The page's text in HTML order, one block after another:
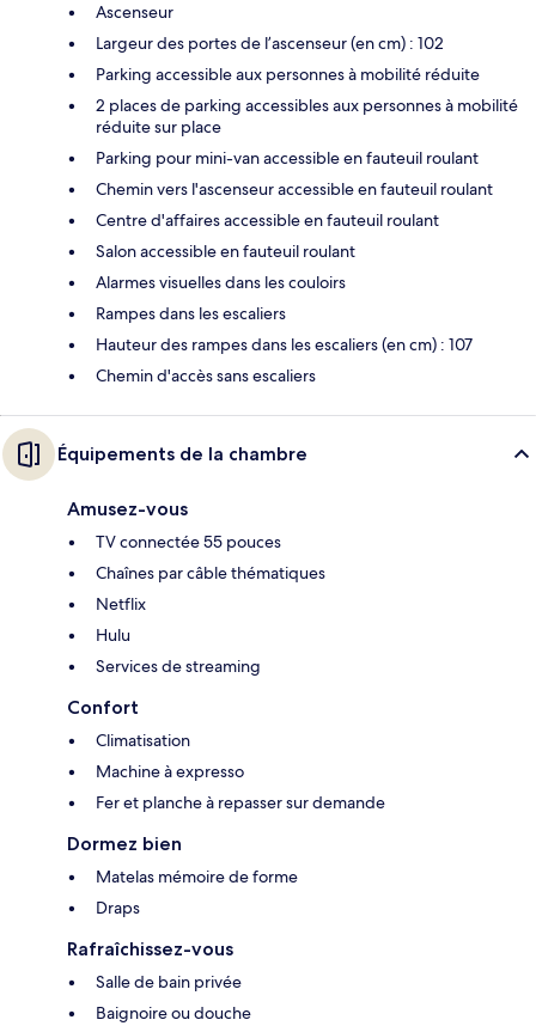
Ascenseur
Largeur des portes de l’ascenseur (en cm) : 102
Parking accessible aux personnes à mobilité réduite
2 places de parking accessibles aux personnes à mobilité
réduite sur place
Parking pour mini-van accessible en fauteuil roulant
Chemin vers l'ascenseur accessible en fauteuil roulant
Centre d'affaires accessible en fauteuil roulant
Salon accessible en fauteuil roulant
Alarmes visuelles dans les couloirs
Rampes dans les escaliers
Hauteur des rampes dans les escaliers (en cm) : 107
Chemin d'accès sans escaliers
Équipements de la chambre
Amusez-vous
TV connectée 55 pouces
Chaînes par câble thématiques
Netflix
Hulu
Services de streaming
Confort
Climatisation
Machine à expresso
Fer et planche à repasser sur demande
Dormez bien
Matelas mémoire de forme
Draps
Rafraîchissez-vous
Salle de bain privée
Baignoire ou douche